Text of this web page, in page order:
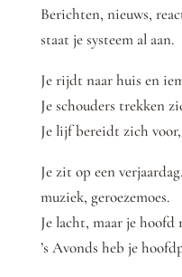
Berichten, nieuws,
staat je systeem al aan.
Je rijdt naar huis en
Je schouders trekken
Je lijf bereidt zich
Je zit op een
muziek, geroezemoes.
Je lacht, maar je hoofd
’s Avonds heb je